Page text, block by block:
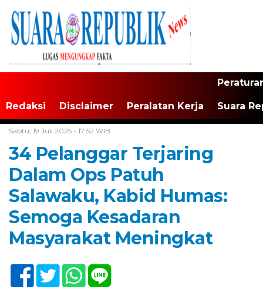
Redaksi Disclaimer Peralatan Kerja Suara
Sabtu, 19 Juli 2025 - 17:52 WIB
34 Pelanggar Terjaring
Dalam Ops Patuh
Salawaku, Kabid Humas:
Semoga Kesadaran
Masyarakat Meningkat